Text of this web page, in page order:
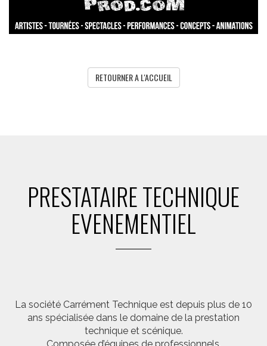
RETOURNER A L'ACCUEIL
PRESTATAIRE TECHNIQUE
EVENEMENTIEL
La société Carrément Technique est depuis plus de 10
ans spécialisée dans le domaine de la prestation
technique et scénique.